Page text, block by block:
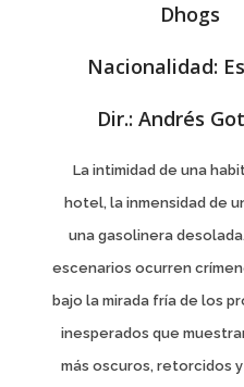
Dhogs
Nacionalidad:
Dir.: Andrés
La intimidad de una
hotel, la inmensidad de
una gasolinera
escenarios ocurren
bajo la mirada fría de los
inesperados que
más oscuros, retorcidos